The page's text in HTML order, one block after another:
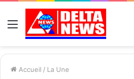
Menu
Accueil / La Une